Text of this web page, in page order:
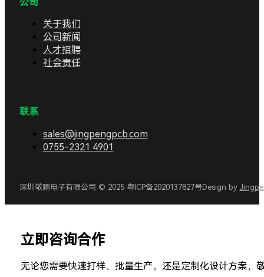
关于我们
公司新闻
人才招聘
社会责任
联系
sales@jingpengpcb.com
0755-2321 4901
深圳敬鹏电子有限公司 © 2025 粤ICP备2020137827号Design by
立即咨询合作
无论您需要快速打样、批量生产，还是定制化设计方案，